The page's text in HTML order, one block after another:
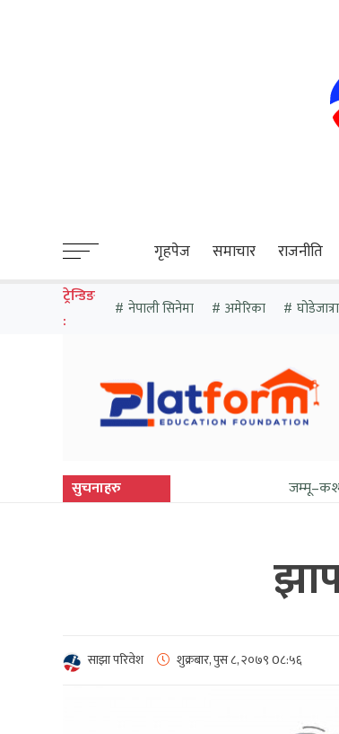
गृहपेज समाचार राजनीति
ट्रेन्डिङ
:
नेपाली सिनेमा अमेरिका घोडेजात्रा
सुचनाहरु जम्मू–कश्मीरमा फेरि
साझा परिवेश शुक्रबार, पुस ८, २०७९0८:५६